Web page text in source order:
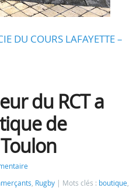
DU COURS LAFAYETTE –
du RCT a
de
, Rugby Mots clés : boutique,